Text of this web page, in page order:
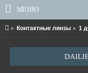
МЕНЮ
Контактные линзы 1